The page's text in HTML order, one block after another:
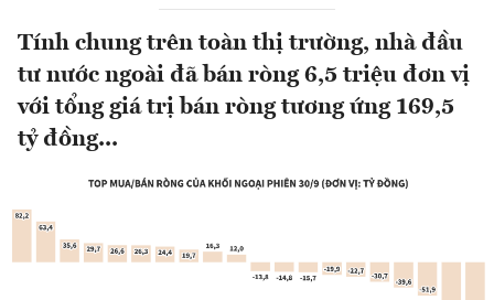
Tính chung trên toàn thị trường, nhà đầu
tư nước ngoài đã bán ròng 6,5 triệu đơn vị
với tổng giá trị bán ròng tương ứng 169,5
tỷ đồng...